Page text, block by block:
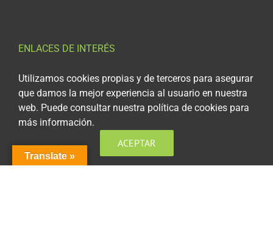
ENLACES DE INTERÉS
Aviso Legal
Política de privacidad
Política de privacidad Redes Sociales
Política de cookies
Translate »
Utilizamos cookies propias y de terceros para asegurar
que damos la mejor experiencia al usuario en nuestra
web. Puede consultar nuestra política de cookies para
más información.
ACEPTAR